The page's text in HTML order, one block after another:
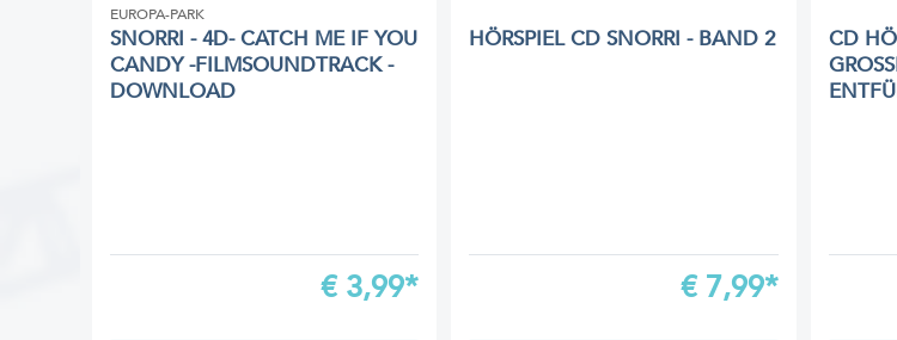
EUROPA-PARK
SNORRI - 4D- CATCH ME IF YOU
CANDY -FILMSOUNDTRACK -
DOWNLOAD
€ 3,99*
HÖRSPIEL CD SNORRI - BAND 2
€ 7,99*
CD